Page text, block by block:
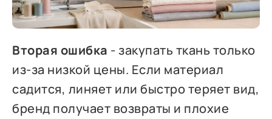
Вторая ошибка - закупать ткань только
из-за низкой цены. Если материал
садится, линяет или быстро теряет вид,
бренд получает возвраты и плохие